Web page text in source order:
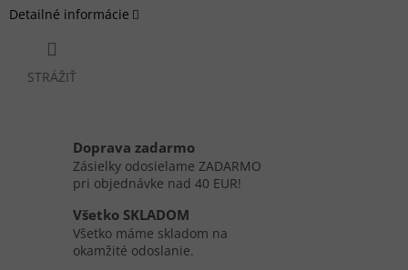
Detailné informácie
STRÁŽIŤ
Doprava zadarmo
Zásielky odosielame ZADARMO
pri objednávke nad 40 EUR!
Všetko SKLADOM
Všetko máme skladom na
okamžité odoslanie.